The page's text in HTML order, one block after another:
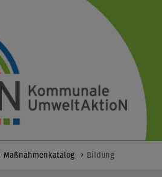
Maßnahmenkatalog Bildung